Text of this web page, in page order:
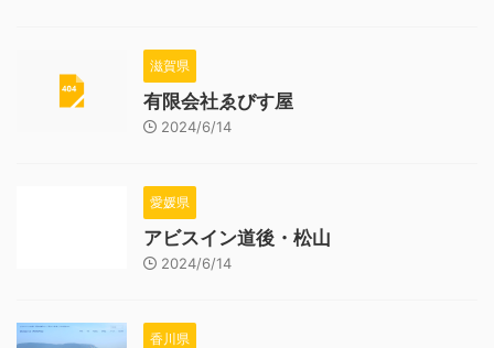
滋賀県
有限会社ゑびす屋
2024/6/14
愛媛県
アビスイン道後・松山
2024/6/14
香川県